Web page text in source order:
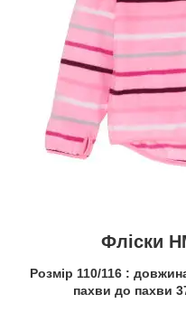
Фліски
Розмір 110/116 :
пахви до пахви